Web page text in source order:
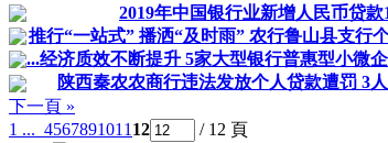
2019年中国银行业新增人民币贷款
推行“一站式” 播洒“及时雨” 农行鲁山县支行
...经济质效不断提升 5家大型银行普惠型小微
陕西秦农农商行违法发放个人贷款遭罚 3
下一頁 »
1 ... 4567891011 12
/ 12 頁